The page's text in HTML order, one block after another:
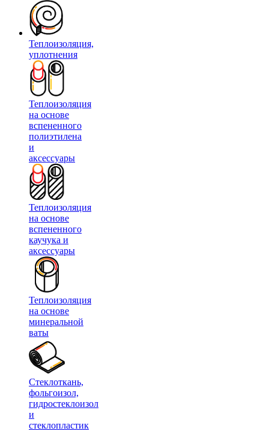
Теплоизоляция,
уплотнения
Теплоизоляция
на основе
вспененного
полиэтилена
и
аксессуары
Теплоизоляция
на основе
вспененного
каучука и
аксессуары
Теплоизоляция
на основе
минеральной
ваты
Стеклоткань,
фольгоизол,
гидростеклоизол
и
стеклопластик